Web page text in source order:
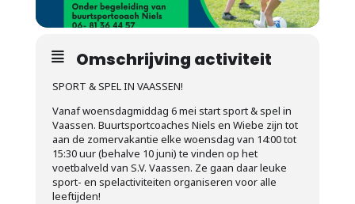
Omschrijving activiteit
SPORT & SPEL IN VAASSEN!
Vanaf woensdagmiddag 6 mei start sport & spel in
Vaassen. Buurtsportcoaches Niels en Wiebe zijn tot
aan de zomervakantie elke woensdag van 14:00 tot
15:30 uur (behalve 10 juni) te vinden op het
voetbalveld van S.V. Vaassen. Ze gaan daar leuke
sport- en spelactiviteiten organiseren voor alle
leeftijden!